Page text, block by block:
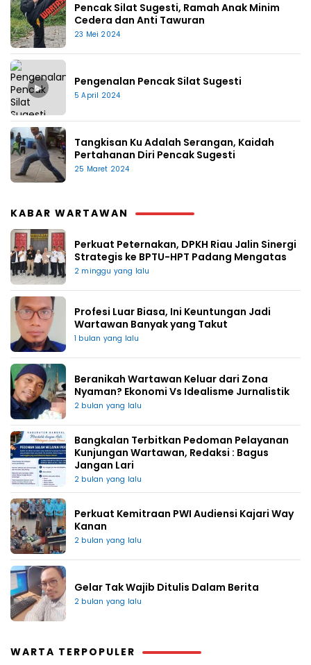
Pencak Silat Sugesti, Ramah Anak Minim
Cedera dan Anti Tawuran
23 Mei 2024
▶ Pengenalan Pencak Silat Sugesti
5 April 2024
Tangkisan Ku Adalah Serangan, Kaidah
Pertahanan Diri Pencak Sugesti
25 Maret 2024
KABAR WARTAWAN
Perkuat Peternakan, DPKH Riau Jalin Sinergi
Strategis ke BPTU-HPT Padang Mengatas
2 minggu yang lalu
Profesi Luar Biasa, Ini Keuntungan Jadi
Wartawan Banyak yang Takut
1 bulan yang lalu
Beranikah Wartawan Keluar dari Zona
Nyaman? Ekonomi Vs Idealisme Jurnalistik
2 bulan yang lalu
Bangkalan Terbitkan Pedoman Pelayanan
Kunjungan Wartawan, Redaksi : Bagus
Jangan Lari
2 bulan yang lalu
Perkuat Kemitraan PWI Audiensi Kajari Way
Kanan
2 bulan yang lalu
Gelar Tak Wajib Ditulis Dalam Berita
2 bulan yang lalu
WARTA TERPOPULER